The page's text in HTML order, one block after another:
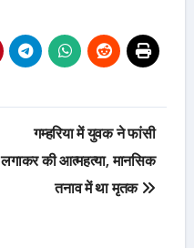
गम्हरिया में युवक ने फांसी
लगाकर की आत्महत्या, मानसिक
तनाव में था मृतक